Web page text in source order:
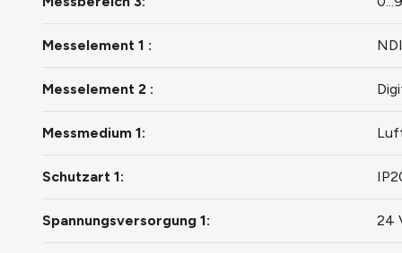
Messelement 1 :
Messelement 2 :
Messmedium 1:
Schutzart 1:
Spannungsversorgung 1: 24